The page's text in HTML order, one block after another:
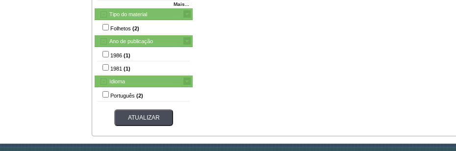
Mais...
Tipo do material
Folhetos (2)
Ano de publicação
1986 (1)
1981 (1)
Idioma
Português (2)